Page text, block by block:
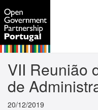
VII Reunião
de
20/12/2019